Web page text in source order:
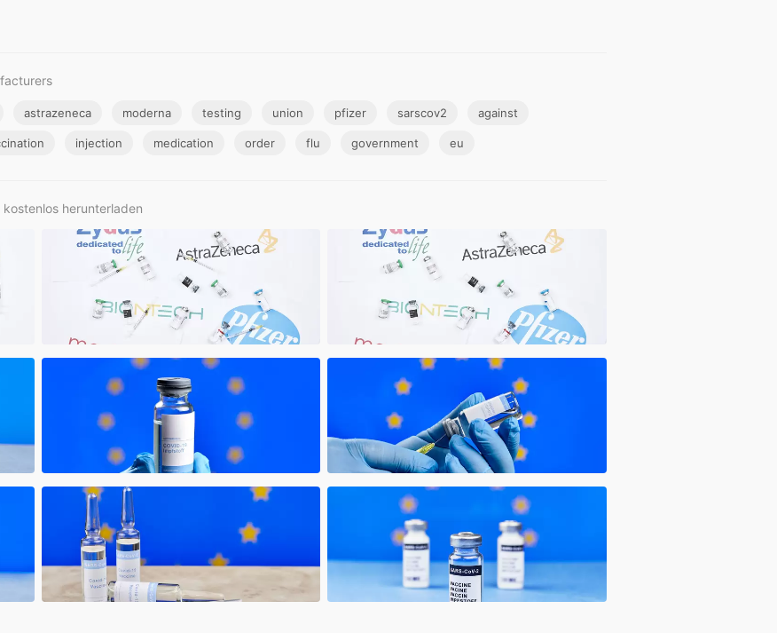
astrazeneca moderna testing union pfizer sarscov2 against
injection medication order flu government eu
herunterladen